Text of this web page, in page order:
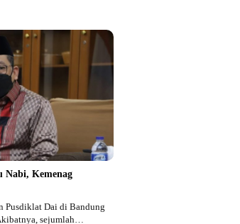
Nabi, Kemenag
Pusdiklat Dai di Bandung
sejumlah…